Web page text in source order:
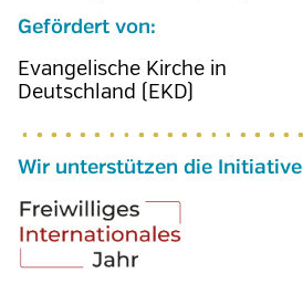
Gefördert von:
Evangelische Kirche in
Deutschland (EKD)
Wir unterstützen die Initiative